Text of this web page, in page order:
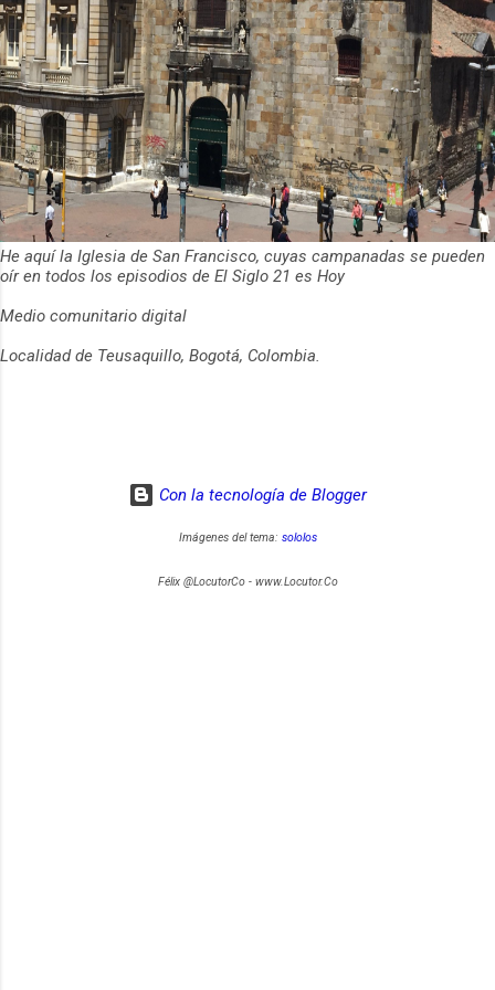
He aquí la Iglesia de San Francisco, cuyas campanadas se pueden
oír en todos los episodios de El Siglo 21 es Hoy
Medio comunitario digital
Localidad de Teusaquillo, Bogotá, Colombia.
Con la tecnología de Blogger
Imágenes del tema: sololos
Félix @LocutorCo - www.Locutor.Co